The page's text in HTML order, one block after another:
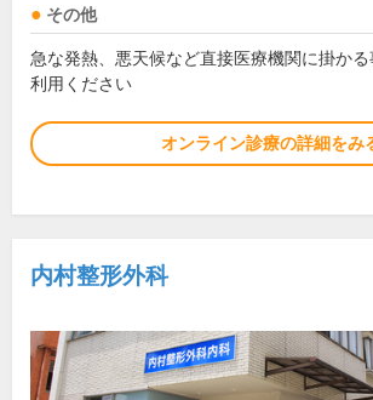
その他
急な発熱、悪天候など直接医療機関に掛か
利用ください
オンライン診療の詳細をみ
内村整形外科